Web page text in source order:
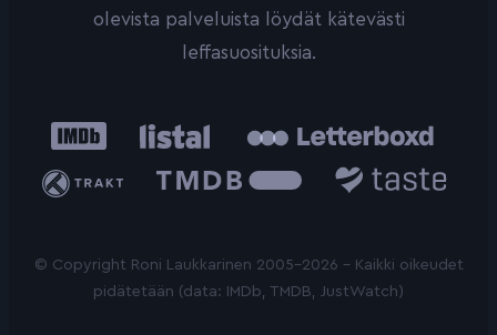
olevista palveluista löydät kätevästi
leffasuosituksia.
IMDb Listal
Trakt
Database
© Copyright Roni Laukkarinen 2005-2026 - Kaikki oikeudet
pidätetään (data: IMDb, TMDB, JustWatch)